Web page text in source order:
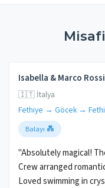
Isabella & Marco Rossi
🇮🇹 İtalya
Fethiye → Göcek →
Balayı 💑
"Absolutely magical!
Crew arranged
Loved swimming in